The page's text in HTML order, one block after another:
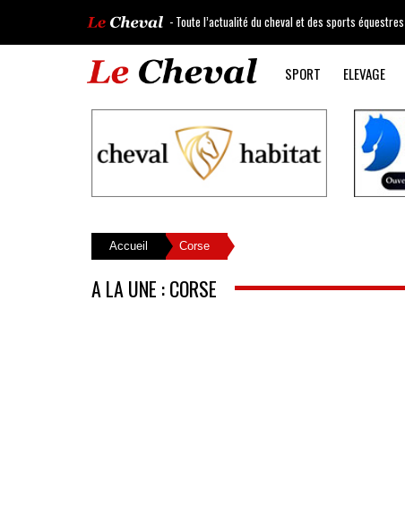
- Toute l’actualité du cheval et des sports équestres
SPORT ELEVAGE
Accueil Corse
A LA UNE : CORSE